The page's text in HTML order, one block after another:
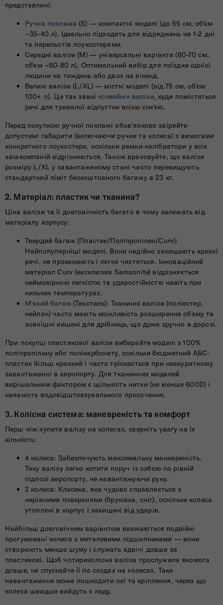
представлені:
Ручна поклажа (S) — компактні моделі (до 55 см, об'єм
~35-40 л). Ідеально підходять для відряджень на 1-2 дні
та перельотів лоукостерами.
Середні валізи (M) — універсальні варіанти (60-70 см,
об'єм ~60-80 л). Оптимальний вибір для поїздки однієї
людини на тиждень або двох на вікенд.
Великі валізи (L/XL) — місткі моделі (від 75 см, об'єм
100+ л). Це так звані«сімейні» валізи, куди помістяться
речі для тривалої відпустки всією сім'єю.
Перед покупкою ручної поклажі обов'язково звіряйте
допустимі габарити (включаючи ручки та колеса) з вимогами
конкретного лоукостера, оскільки рамки-калібратори у всіх
авіакомпаній відрізняються. Також враховуйте, що валізи
розміру L/XL у завантаженому стані часто перевищують
стандартний ліміт безкоштовного багажу в 23 кг.
2. Матеріал: пластик чи тканина?
Ціна валізи та її довговічність багато в чому залежать від
матеріалу корпусу:
Твердий багаж (Пластик/Поліпропілен/Curv):
Найпопулярніші моделі. Вони надійно захищають крихкі
речі, не промокають і легко чистяться. Інноваційний
матеріал Curv (ексклюзив Samsonite) відрізняється
неймовірною легкістю та ударостійкістю навіть при
низьких температурах.
М'який багаж(Текстиль): Тканинні валізи (поліестер,
нейлон) часто мають можливість розширення об'єму та
зовнішні кишені для дрібниць, що дуже зручно в дорозі.
При покупці пластикової валізи вибирайте моделі з 100%
поліпропілену або полікарбонату, оскільки бюджетний АБС-
пластик більш крихкий і часто тріскається при неакуратному
завантаженні в аеропорту. Для тканинних моделей
вирішальним фактором є щільність нитки (не менше 600D) і
наявність водовідштовхувального просочення.
3. Колісна система: маневреність та комфорт
Перш ніж купити валізу на колесах, зверніть увагу на їх
кількість:
4 колеса: Забезпечують максимальну маневреність.
Таку валізу легко котити поруч із собою по рівній
підлозі аеропорту, не навантажуючи руку.
2 колеса: Класика, яка чудово справляється з
нерівними поверхнями (бруківка, сніг), оскільки колеса
утоплені в корпус і захищені від ударів.
Найбільш довговічним варіантом вважаються подвійні
прогумовані колеса з металевими підшипниками — вони
створюють менше шуму і служать вдвічі довше за
пластикові. Щоб чотириколісна валіза прослужила якомога
довше, не спускайте її по сходах на колесах. Таке
навантаження може пошкодити осі та кріплення, через що
колеса швидше вийдуть з ладу.